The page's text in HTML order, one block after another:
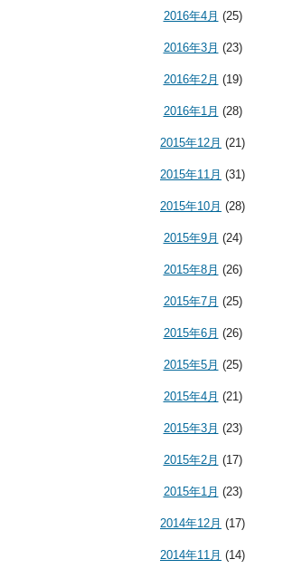
2016年4月 (25)
2016年3月 (23)
2016年2月 (19)
2016年1月 (28)
2015年12月 (21)
2015年11月 (31)
2015年10月 (28)
2015年9月 (24)
2015年8月 (26)
2015年7月 (25)
2015年6月 (26)
2015年5月 (25)
2015年4月 (21)
2015年3月 (23)
2015年2月 (17)
2015年1月 (23)
2014年12月 (17)
2014年11月 (14)